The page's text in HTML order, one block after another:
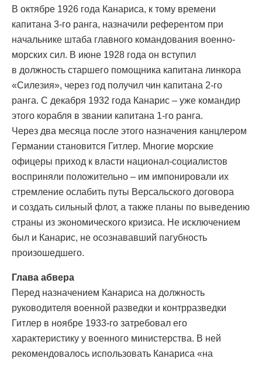
В октябре 1926 года Канариса, к тому времени
капитана 3-го ранга, назначили референтом при
начальнике штаба главного командования военно-
морских сил. В июне 1928 года он вступил
в должность старшего помощника капитана линкора
«Силезия», через год получил чин капитана 2-го
ранга. С декабря 1932 года Канарис – уже командир
этого корабля в звании капитана 1-го ранга.
Через два месяца после этого назначения канцлером
Германии становится Гитлер. Многие морские
офицеры приход к власти национал-социалистов
восприняли положительно – им импонировали их
стремление ослабить путы Версальского договора
и создать сильный флот, а также планы по выведению
страны из экономического кризиса. Не исключением
был и Канарис, не осознававший пагубность
произошедшего.
Глава абвера
Перед назначением Канариса на должность
руководителя военной разведки и контрразведки
Гитлер в ноябре 1933-го затребовал его
характеристику у военного министерства. В ней
рекомендовалось использовать Канариса «на